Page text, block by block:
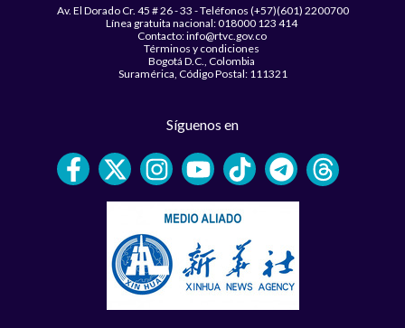
Av. El Dorado Cr. 45 # 26 - 33 - Teléfonos (+57)(601) 2200700
Línea gratuita nacional: 018000 123 414
Contacto: info@rtvc.gov.co
Términos y condiciones
Bogotá D.C., Colombia
Suramérica, Código Postal: 111321
Síguenos en